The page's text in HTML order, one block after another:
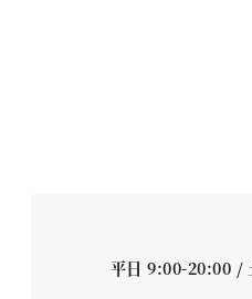
平日 9:00-20:00 /